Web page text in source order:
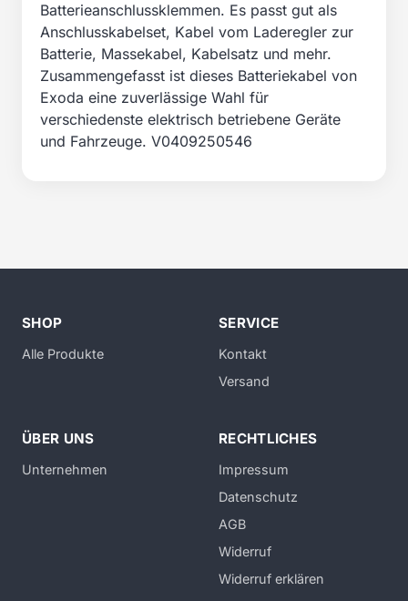
Batterieanschlussklemmen. Es passt gut als
Anschlusskabelset, Kabel vom Laderegler zur
Batterie, Massekabel, Kabelsatz und mehr.
Zusammengefasst ist dieses Batteriekabel von
Exoda eine zuverlässige Wahl für
verschiedenste elektrisch betriebene Geräte
und Fahrzeuge. V0409250546
SHOP
Alle Produkte
SERVICE
Kontakt
Versand
ÜBER UNS
Unternehmen
RECHTLICHES
Impressum
Datenschutz
AGB
Widerruf
Widerruf erklären